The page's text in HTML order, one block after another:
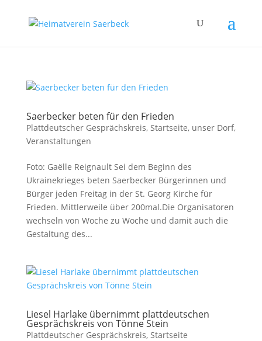
Saerbecker beten für den Frieden
Plattdeutscher Gesprächskreis, Startseite, unser Dorf,
Veranstaltungen
Foto: Gaëlle Reignault Sei dem Beginn des
Ukrainekrieges beten Saerbecker Bürgerinnen und
Bürger jeden Freitag in der St. Georg Kirche für
Frieden. Mittlerweile über 200mal.Die Organisatoren
wechseln von Woche zu Woche und damit auch die
Gestaltung des...
Liesel Harlake übernimmt plattdeutschen
Gesprächskreis von Tönne Stein
Plattdeutscher Gesprächskreis, Startseite